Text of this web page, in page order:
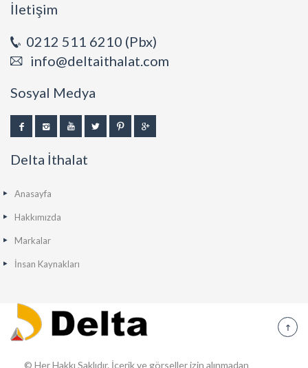
İletişim
0212 511 6210 (Pbx)
info@deltaithalat.com
Sosyal Medya
Delta İthalat
Anasayfa
Hakkımızda
Markalar
İnsan Kaynakları
© Her Hakkı Saklıdır. İçerik ve görseller izin alınmadan